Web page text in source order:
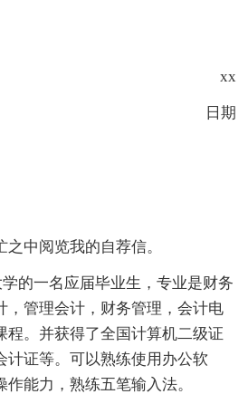
xx
日期
中阅览我的自荐信。
的一名应届毕业生，专业是财务
，管理会计，财务管理，会计电
程。并获得了全国计算机二级证
计证等。可以熟练使用办公软
能力，熟练五笔输入法。